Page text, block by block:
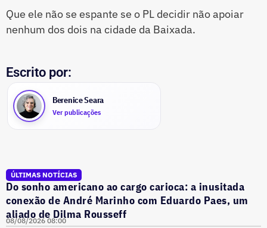
Que ele não se espante se o PL decidir não apoiar
nenhum dos dois na cidade da Baixada.
Escrito por:
Berenice Seara
Ver publicações
ÚLTIMAS NOTÍCIAS
Do sonho americano ao cargo carioca: a inusitada
conexão de André Marinho com Eduardo Paes, um
aliado de Dilma Rousseff
08/08/2026 08:00